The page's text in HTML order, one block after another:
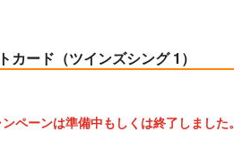
カード（ツインズシング 1）
ペーンは準備中もしくは終了しました。